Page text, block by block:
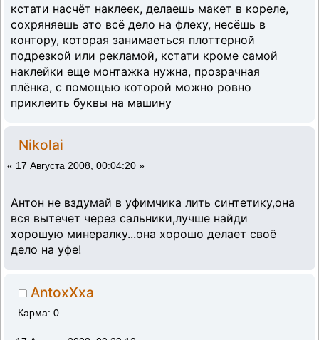
кстати насчёт наклеек, делаешь макет в кореле,
сохряняешь это всё дело на флеху, несёшь в
контору, которая занимаеться плоттерной
подрезкой или рекламой, кстати кроме самой
наклейки еще монтажка нужна, прозрачная
плёнка, с помощью которой можно ровно
приклеить буквы на машину
Nikolai
« 17 Августа 2008, 00:04:20 »
Антон не вздумай в уфимчика лить синтетику,она
вся вытечет через сальники,лучше найди
хорошую минералку...она хорошо делает своё
дело на уфе!
AntoxXxa
Карма: 0